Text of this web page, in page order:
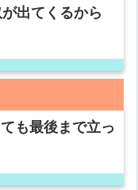
出てくるから
も最後まで立っ